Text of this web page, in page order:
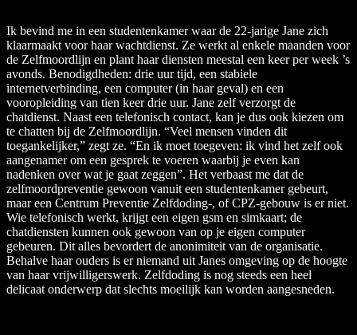
Ik bevind me in een studentenkamer waar de 22-jarige Jane zich
klaarmaakt voor haar wachtdienst. Ze werkt al enkele maanden voor
de Zelfmoordlijn en plant haar diensten meestal een keer per week ’s
avonds. Benodigdheden: drie uur tijd, een stabiele
internetverbinding, een computer (in haar geval) en een
vooropleiding van tien keer drie uur. Jane zelf verzorgt de
chatdienst. Naast een telefonisch contact, kan je dus ook kiezen om
te chatten bij de Zelfmoordlijn. “Veel mensen vinden dit
toegankelijker,” zegt ze. “En ik moet toegeven: ik vind het zelf ook
aangenamer om een gesprek te voeren waarbij je even kan
nadenken over wat je gaat zeggen”. Het verbaast me dat de
zelfmoordpreventie gewoon vanuit een studentenkamer gebeurt,
maar een Centrum Preventie Zelfdoding-, of CPZ-gebouw is er niet.
Wie telefonisch werkt, krijgt een eigen gsm en simkaart; de
chatdiensten kunnen ook gewoon van op je eigen computer
gebeuren. Dit alles bevordert de anonimiteit van de organisatie.
Behalve haar ouders is er niemand uit Janes omgeving op de hoogte
van haar vrijwilligerswerk. Zelfdoding is nog steeds een heel
delicaat onderwerp dat slechts moeilijk kan worden aangesneden.